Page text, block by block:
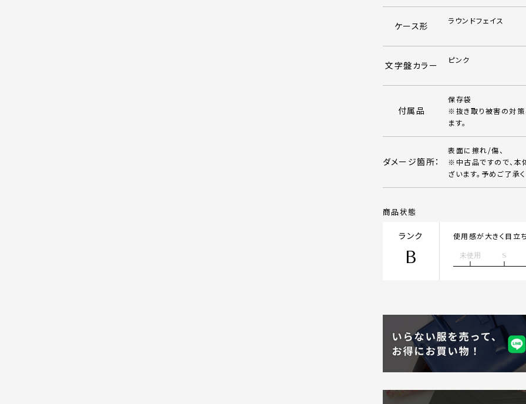
ケース形 ラウンドフェイス
文字盤カラー ピンク
付属品
保存袋
※抜き取り被害の対策
ます。
ダメージ箇所：
表面に擦れ/傷、
※中古品ですので、本
ざいます。予めご了承く
商品状態
ランク
B
使用感が大きく目立
未使用 S